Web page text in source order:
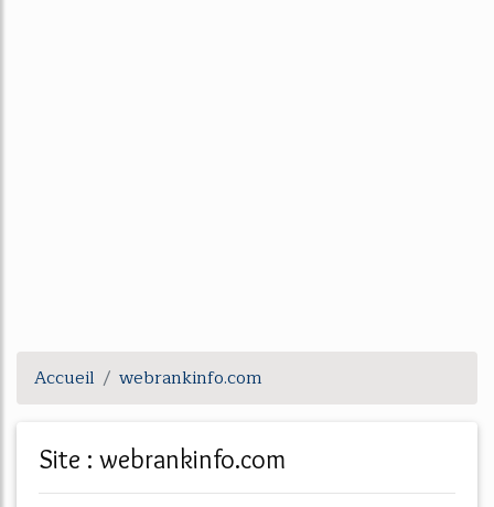
Accueil webrankinfo.com
Site : webrankinfo.com